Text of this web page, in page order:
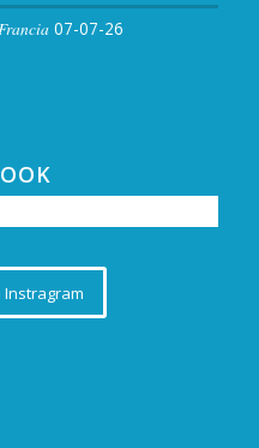
07-07-26
Instragram